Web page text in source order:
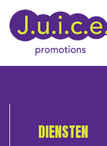
DIENSTEN